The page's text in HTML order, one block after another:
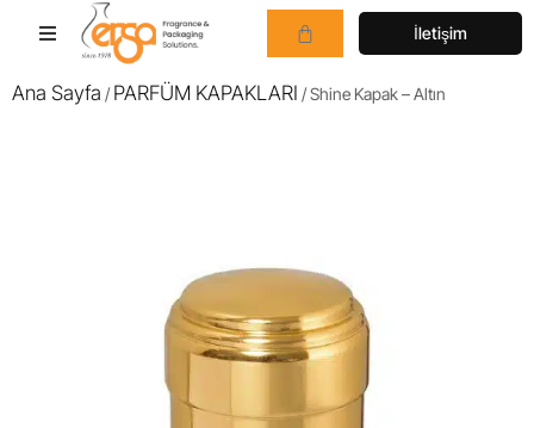
İletişim
Ana Sayfa /PARFÜM KAPAKLARI / Shine Kapak – Altın